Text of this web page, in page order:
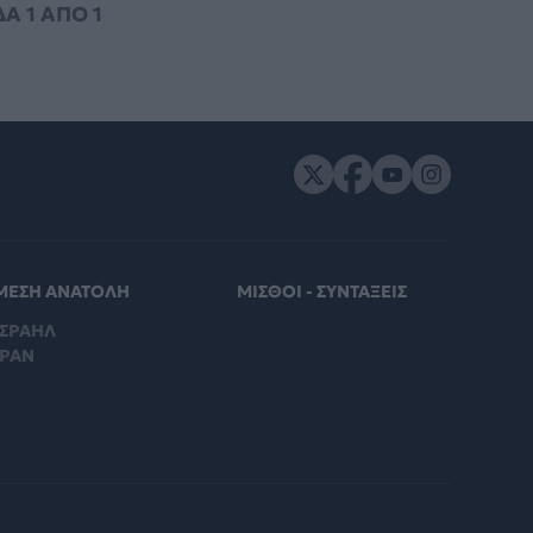
1 ΑΠΟ1
ΑΝΑΤΟΛΗ
ΜΙΣΘΟΙ - ΣΥΝΤΑΞΕΙΣ